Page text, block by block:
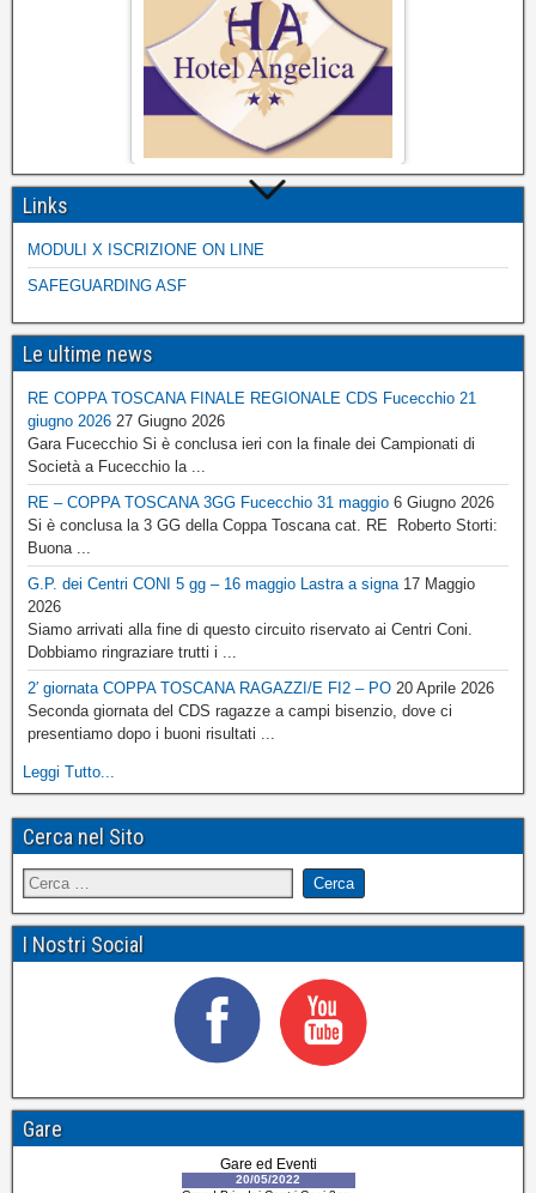
Links
MODULI X ISCRIZIONE ON LINE
SAFEGUARDING ASF
Le ultime news
RE COPPA TOSCANA FINALE REGIONALE CDS Fucecchio 21
giugno 2026 27 Giugno 2026
Gara Fucecchio Si è conclusa ieri con la finale dei Campionati di
Società a Fucecchio la ...
RE – COPPA TOSCANA 3GG Fucecchio 31 maggio 6 Giugno 2026
Si è conclusa la 3 GG della Coppa Toscana cat. RE Roberto Storti:
Buona ...
G.P. dei Centri CONI 5 gg – 16 maggio Lastra a signa 17 Maggio
2026
Siamo arrivati alla fine di questo circuito riservato ai Centri Coni.
Dobbiamo ringraziare trutti i ...
2′ giornata COPPA TOSCANA RAGAZZI/E FI2 – PO 20 Aprile 2026
Seconda giornata del CDS ragazze a campi bisenzio, dove ci
presentiamo dopo i buoni risultati ...
Leggi Tutto...
Cerca nel Sito
I Nostri Social
Gare